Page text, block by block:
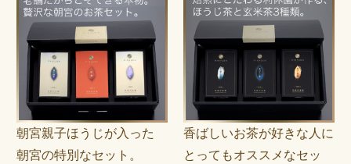
朝宮親子ほうじが入った
朝宮の特別なセット。
香ばしいお茶が好きな人に
とってもオススメなセッ